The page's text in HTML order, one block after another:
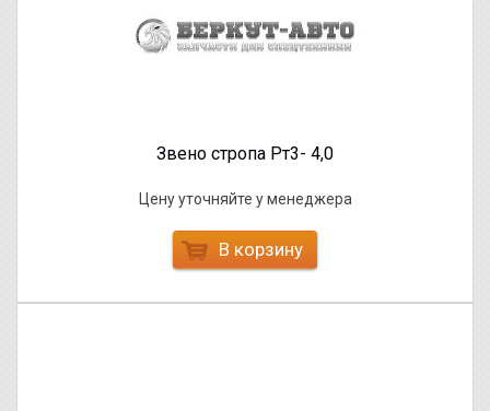
Звено стропа Рт3- 4,0
Цену уточняйте у менеджера
В корзину